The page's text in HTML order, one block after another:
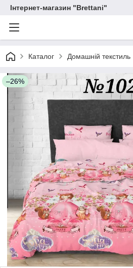
Інтернет-магазин "Brettani"
Каталог Домашній текстиль
–26%